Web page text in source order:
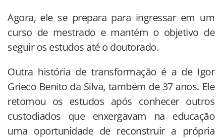
Agora, ele se prepara para ingressar em um
curso de mestrado e mantém o objetivo de
seguir os estudos até o doutorado.
Outra história de transformação é a de Igor
Grieco Benito da Silva, também de 37 anos. Ele
retomou os estudos após conhecer outros
custodiados que enxergavam na educação
uma oportunidade de reconstruir a própria